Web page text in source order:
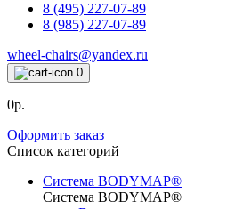
8 (495) 227-07-89
8 (985) 227-07-89
wheel-chairs@yandex.ru
0
0р.
Оформить заказ
Список категорий
Система BODYMAP®
Система BODYMAP®